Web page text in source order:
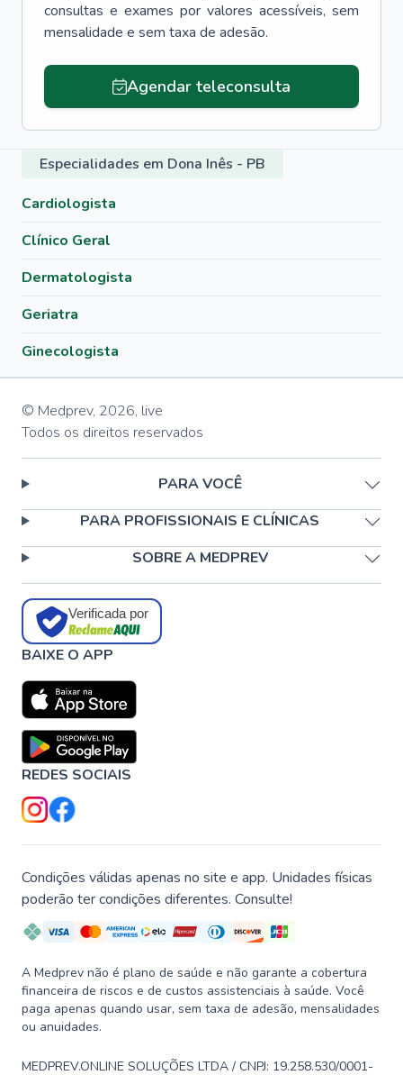
consultas e exames por valores acessíveis, sem
mensalidade e sem taxa de adesão.
Agendar teleconsulta
Especialidades em Dona Inês - PB
Cardiologista
Clínico Geral
Dermatologista
Geriatra
Ginecologista
© Medprev, 2026, live
Todos os direitos reservados
PARA VOCÊ
PARA PROFISSIONAIS E CLÍNICAS
SOBRE A MEDPREV
Verificada por
BAIXE O APP
REDES SOCIAIS
Condições válidas apenas no site e app. Unidades físicas
poderão ter condições diferentes. Consulte!
A Medprev não é plano de saúde e não garante a cobertura
financeira de riscos e de custos assistenciais à saúde. Você
paga apenas quando usar, sem taxa de adesão, mensalidades
ou anuidades.
MEDPREV.ONLINE SOLUÇÕES LTDA / CNPJ: 19.258.530/0001-